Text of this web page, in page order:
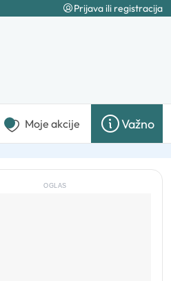
Prijava ili registracija
Moje akcije Važno
OGLAS